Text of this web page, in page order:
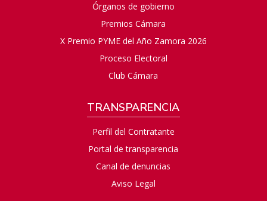
Órganos de gobierno
Premios Cámara
X Premio PYME del Año Zamora 2026
Proceso Electoral
Club Cámara
TRANSPARENCIA
Perfil del Contratante
Portal de transparencia
Canal de denuncias
Aviso Legal